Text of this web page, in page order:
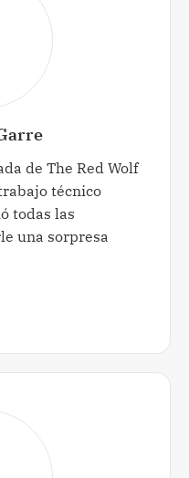
de The Red Wolf
técnico
todas las
una sorpresa